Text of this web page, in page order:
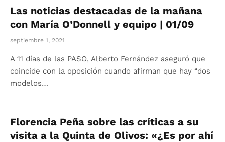
Las noticias destacadas de la mañana
con María O’Donnell y equipo | 01/09
septiembre 1, 2021
A 11 días de las PASO, Alberto Fernández aseguró que
coincide con la oposición cuando afirman que hay “dos
modelos…
Florencia Peña sobre las críticas a su
visita a la Quinta de Olivos: «¿Es por ahí